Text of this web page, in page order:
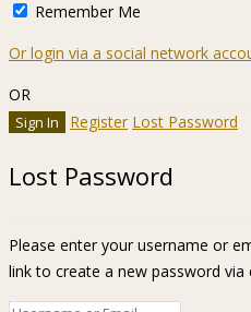
Remember Me
Or login via a social network
OR
Register Lost Password
Lost Password
Please enter your username or
link to create a new password via